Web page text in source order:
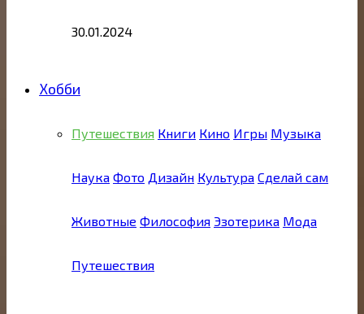
30.01.2024
Хобби
Путешествия Книги Кино Игры Музыка
Наука Фото Дизайн Культура Сделай сам
Животные Философия Эзотерика Мода
Путешествия